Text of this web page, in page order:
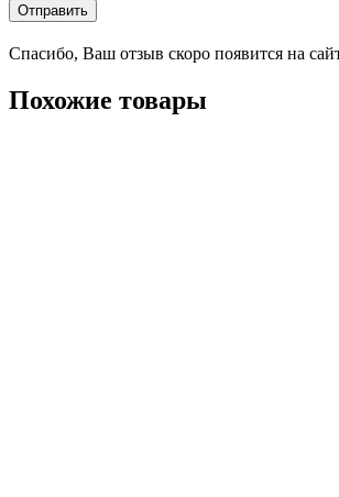
Отправить
Спасибо, Ваш отзыв скоро появится на
Похожие товары